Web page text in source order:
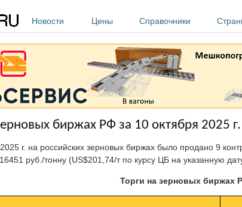
Новости
Цены Справочники
биржах РФ за 10 октября 2025 г.
г. на российских зерновых биржах было продано 9
руб./тонну (US$201,74/т по курсу ЦБ на указанную
Торги на зерновых биржах